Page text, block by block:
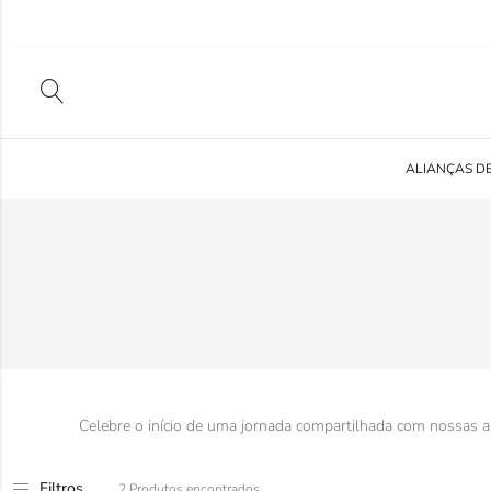
ALIANÇAS
Celebre o início de uma jornada compartilhada com